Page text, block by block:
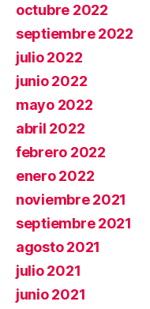
octubre 2022
septiembre 2022
julio 2022
junio 2022
mayo 2022
abril 2022
febrero 2022
enero 2022
noviembre 2021
septiembre 2021
agosto 2021
julio 2021
junio 2021